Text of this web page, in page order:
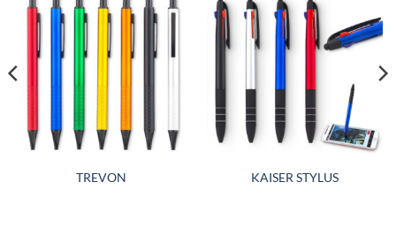
TREVON KAISER STYLUS